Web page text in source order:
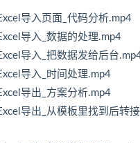
导入页面_代码分析.mp4
导入_数据的处理.mp4
导入_把数据发给后台
导入_时间处理.mp4
导出_方案分析.mp4
导出_从模板里找到后转